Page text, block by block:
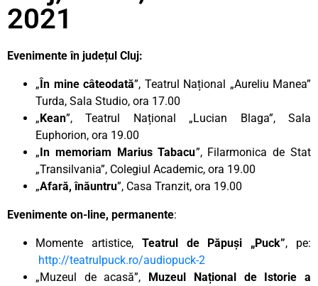
2021
Evenimente în județul Cluj:
„În mine câteodată”, Teatrul Național „Aureliu Manea”
Turda, Sala Studio, ora 17.00
„Kean”, Teatrul Național „Lucian Blaga”, Sala
Euphorion, ora 19.00
„In memoriam Marius Tabacu”, Filarmonica de Stat
„Transilvania”, Colegiul Academic, ora 19.00
„Afară, înăuntru”, Casa Tranzit, ora 19.00
Evenimente on-line, permanente:
Momente artistice, Teatrul de Păpuși „Puck”, pe:
http://teatrulpuck.ro/audiopuck-2
„Muzeul de acasă”, Muzeul Național de Istorie a